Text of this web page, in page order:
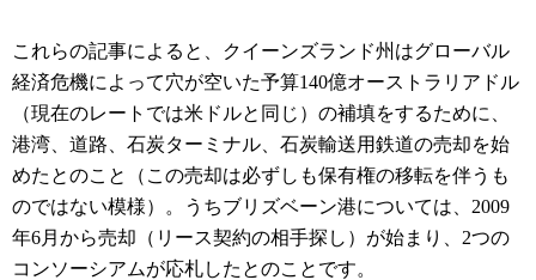
これらの記事によると、クイーンズランド州はグローバル
経済危機によって穴が空いた予算140億オーストラリアドル
（現在のレートでは米ドルと同じ）の補填をするために、
港湾、道路、石炭ターミナル、石炭輸送用鉄道の売却を始
めたとのこと（この売却は必ずしも保有権の移転を伴うも
のではない模様）。うちブリズベーン港については、2009
年6月から売却（リース契約の相手探し）が始まり、2つの
コンソーシアムが応札したとのことです。